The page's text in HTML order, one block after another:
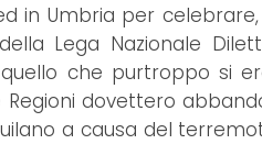
in Umbria per
Lega Nazionale
che purtroppo si
dovettero
a causa del